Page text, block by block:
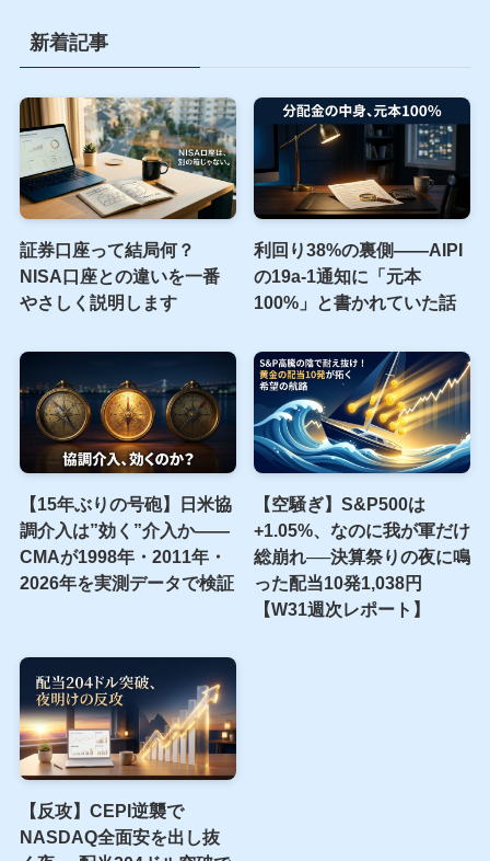
【書評】日本が世界地図か
ら消える前に 最悪の時代
を生き抜くための社会学
新着記事
証券口座って結局何？
NISA口座との違いを一番
やさしく説明します
利回り38%の裏側――AIPI
の19a-1通知に「元本
100%」と書かれていた話
【15年ぶりの号砲】日米協
調介入は”効く”介入か——
CMAが1998年・2011年・
2026年を実測データで検証